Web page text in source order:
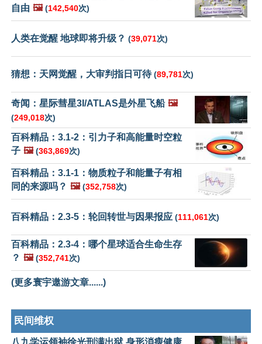
自由 🖼️ (142,540次)
人类在觉醒 地球即将升级？ (39,071次)
猜想：天网觉醒，大审判指日可待(89,781次)
奇闻：星际彗星3I/ATLAS是外星飞船 🖼️
(249,018次)
百科精品：3.1-2：引力子和高能量时空粒
子 🖼️ (363,869次)
百科精品：3.1-1：物质粒子和能量子有相
同的来源吗？ 🖼️ (352,758次)
百科精品：2.3-5：轮回转世与因果报应 (111,061次)
百科精品：2.3-4：哪个星球适合生命生存
？ 🖼️ (352,741次)
(更多寰宇遨游文章......)
民间维权
八九学运领袖徐光刑满出狱 身形消瘦健康